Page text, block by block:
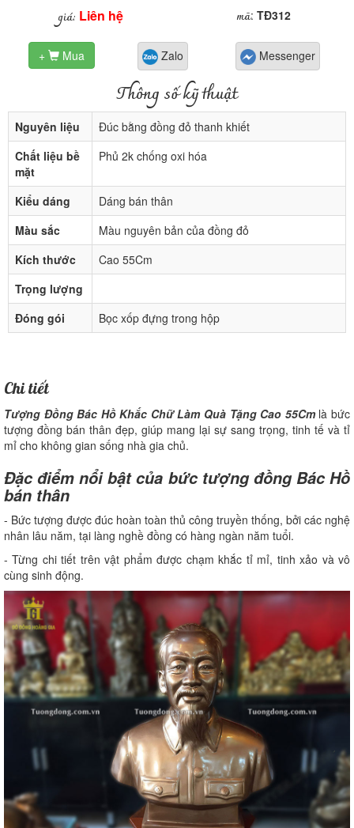
giá: Liên hệ mã: TĐ312
+ Mua Zalo Messenger
Thông số kỹ thuật
Nguyên liệu
Đúc bằng đồng đỏ thanh khiết
Chất liệu bề
mặt
Phủ 2k chống oxi hóa
Kiểu dáng
Dáng bán thân
Màu sắc
Màu nguyên bản của đồng đỏ
Kích thước
Cao 55Cm
Trọng lượng
Đóng gói
Bọc xốp đựng trong hộp
Chi tiết
Tượng Đồng Bác Hồ Khắc Chữ Làm Quà Tặng Cao 55Cmlà bức
tượng đồng bán thân đẹp, giúp mang lại sự sang trọng, tinh tế và tỉ
mỉ cho không gian sống nhà gia chủ.
Đặc điểm nổi bật của bức tượng đồng Bác Hồ
bán thân
- Bức tượng được đúc hoàn toàn thủ công truyền thống, bởi các nghệ
nhân lâu năm, tại làng nghề đồng có hàng ngàn năm tuổi.
- Từng chi tiết trên vật phẩm được chạm khắc tỉ mỉ, tinh xảo và vô
cùng sinh động.